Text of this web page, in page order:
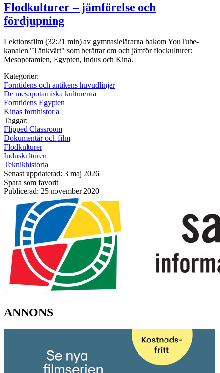
Flodkulturer – jämförelse och
fördjupning
Lektionsfilm (32:21 min) av gymnasielärarna bakom YouTube-
kanalen "Tänkvärt" som berättar om och jämför flodkulturer:
Mesopotamien, Egypten, Indus och Kina.
Kategorier:
Forntidens och antikens huvudlinjer
De mesopotamiska kulturerna
Forntidens Egypten
Kinas fornhistoria
Taggar:
Flipped Classroom
Dokumentär och film
Flodkulturer
Induskulturen
Teknikhistoria
Senast uppdaterad: 3 maj 2026
Spara som favorit
Publicerad: 25 november 2020
ANNONS